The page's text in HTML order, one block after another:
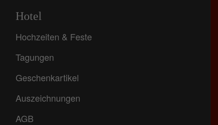
Hotel
Hochzeiten & Feste
Tagungen
Geschenkartikel
Auszeichnungen
AGB